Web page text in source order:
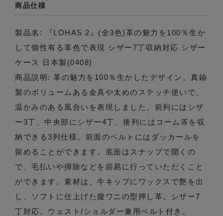
商品仕様
製品名: 『LOHAS 2』(全3色)革の魅力を100％生か
して個性有る革色で表現 シザー7丁収納対応 シザー
ケース 日本製(0408)
商品説明: 革の魅力を100％生かしたデザイン。真鍮
製のボリュームある金具や太めのステッチ使いで、
温かみのある風合いを表現しました。前列にはシザ
ー3丁、中央部にシザー4丁、後列にはコーム等を収
納できる3列仕様。前面のベルトにはダッカールを
留めることができます。底面はスナップで開くの
で、毛払いや掃除などを容易に行っていただくこと
ができます。素材は、牛キップにワックスで艶を出
し、ソフトに仕上げた腹ワニの型押し革。シザー7
丁対応。ウェスト/ショルダー兼用ベルト付き。